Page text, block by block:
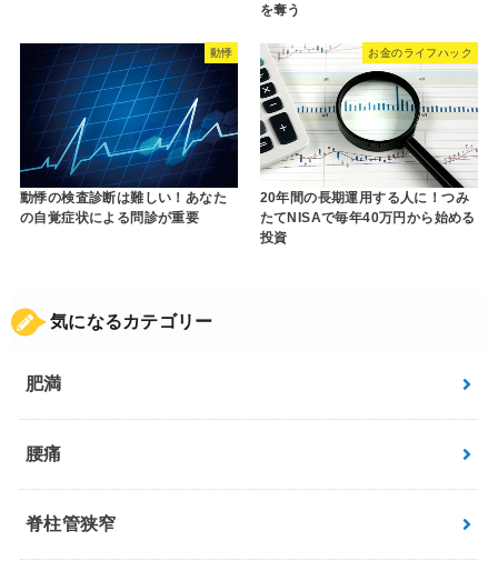
を奪う
動悸
動悸の検査診断は難しい！あなた
の自覚症状による問診が重要
お金のライフハック
20年間の長期運用する人に！つみ
たてNISAで毎年40万円から始める
投資
気になるカテゴリー
肥満
腰痛
脊柱管狭窄